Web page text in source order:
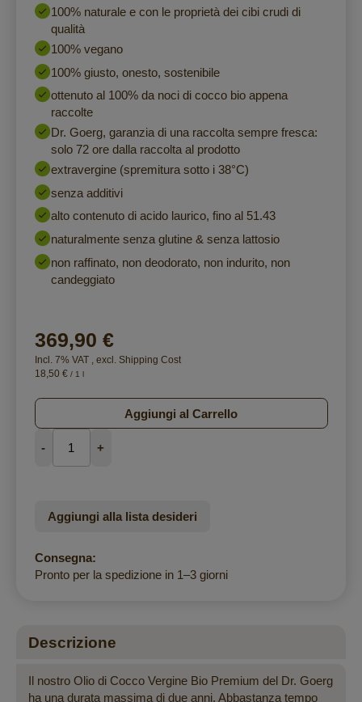
100% naturale e con le proprietà dei cibi crudi di
qualità
100% vegano
100% giusto, onesto, sostenibile
ottenuto al 100% da noci di cocco bio appena
raccolte
Dr. Goerg, garanzia di una raccolta sempre fresca:
solo 72 ore dalla raccolta al prodotto
extravergine (spremitura sotto i 38°C)
senza additivi
alto contenuto di acido laurico, fino al 51.43
naturalmente senza glutine & senza lattosio
non raffinato, non deodorato, non indurito, non
candeggiato
369,90 €
Incl. 7% VAT excl. Shipping Cost
18,50 €/ 1 l
Aggiungi al Carrello
- +
Aggiungi alla lista desideri
Consegna:
Pronto per la spedizione in 1–3 giorni
Descrizione
Il nostro Olio di Cocco Vergine Bio Premium del Dr. Goerg
ha una durata massima di due anni. Abbastanza tempo